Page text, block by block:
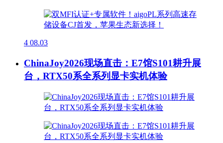
4 08.03
ChinaJoy2026现场直击：E7馆S101耕升展
台，RTX50系全系列显卡实机体验